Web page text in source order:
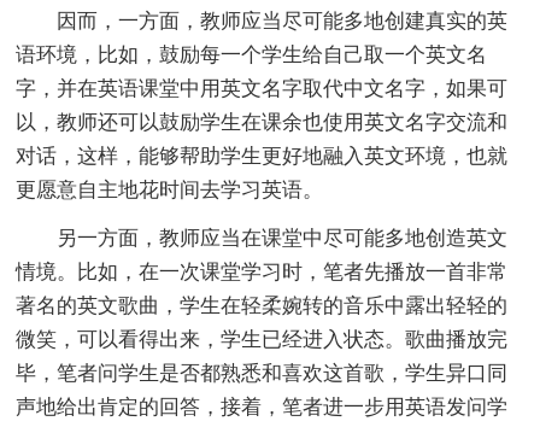
因而，一方面，教师应当尽可能多地创建真实的英
语环境，比如，鼓励每一个学生给自己取一个英文名
字，并在英语课堂中用英文名字取代中文名字，如果可
以，教师还可以鼓励学生在课余也使用英文名字交流和
对话，这样，能够帮助学生更好地融入英文环境，也就
更愿意自主地花时间去学习英语。
另一方面，教师应当在课堂中尽可能多地创造英文
情境。比如，在一次课堂学习时，笔者先播放一首非常
著名的英文歌曲，学生在轻柔婉转的音乐中露出轻轻的
微笑，可以看得出来，学生已经进入状态。歌曲播放完
毕，笔者问学生是否都熟悉和喜欢这首歌，学生异口同
声地给出肯定的回答，接着，笔者进一步用英语发问学